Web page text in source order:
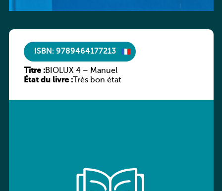
ISBN: 9789464177213
Titre :BIOLUX 4 – Manuel
État du livre :Très bon état